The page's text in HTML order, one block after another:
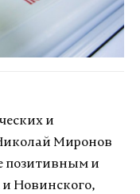
и
Миронов
позитивным и
и Новинского,